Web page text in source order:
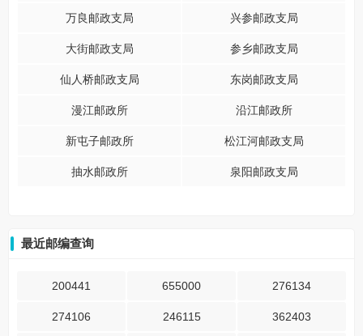
万良邮政支局 兴参邮政支局
大街邮政支局 参乡邮政支局
仙人桥邮政支局 东岗邮政支局
漫江邮政所 沿江邮政所
新屯子邮政所 松江河邮政支局
抽水邮政所 泉阳邮政支局
最近邮编查询
200441 655000 276134
274106 246115 362403